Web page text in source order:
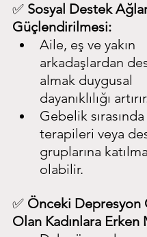
✅ Sosyal Destek
Güçlendirilmesi:
Aile, eş ve yakın
arkadaşlardan
almak duygusal
dayanıklılığı
Gebelik
terapileri veya
gruplarına
olabilir.
✅ Önceki Depresyon
Olan Kadınlara Erken